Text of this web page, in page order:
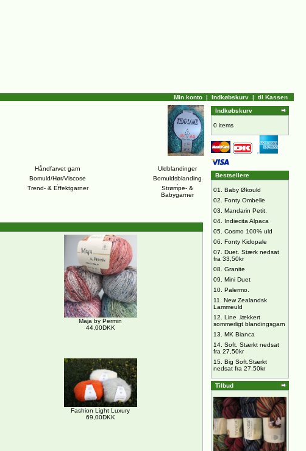
Min konto | Indkøbskurv | til Kassen
Håndfarvet garn
Uldblandinger
Bomuld/Hør/Viscose
Bomuldsblanding
Trend- & Effektgarner
Strømpe- &
Babygarner
Maja by Permin
44,00DKK
Fashion Light Luxury
69,00DKK
Indkøbskurv
0 items
Bestsellere
01. Baby Økould
02. Fonty Ombelle
03. Mandarin Petit.
04. Indiecita Alpaca
05. Cosmo 100% uld
06. Fonty Kidopale
07. Duet. Stærk nedsat
fra 33,50kr
08. Granite
09. Mini Duet
10. Palermo.
11. New Zealandsk
Lammeuld
12. Line .lækkert
sommerligt blandingsgarn
13. MK Bianca
14. Soft. Stærkt nedsat
fra 27,50kr
15. Big Soft.Stærkt
nedsat fra 27.50kr
Tilbud